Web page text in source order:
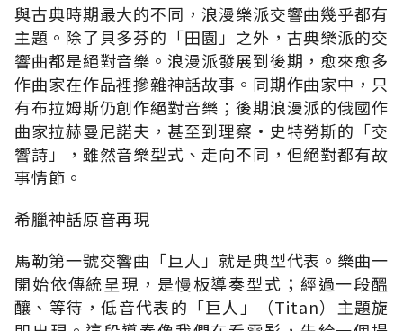
與古典時期最大的不同，浪漫樂派交響曲幾乎都有
主題。除了貝多芬的「田園」之外，古典樂派的交
響曲都是絕對音樂。浪漫派發展到後期，愈來愈多
作曲家在作品裡摻雜神話故事。同期作曲家中，只
有布拉姆斯仍創作絕對音樂；後期浪漫派的俄國作
曲家拉赫曼尼諾夫，甚至到理察‧史特勞斯的「交
響詩」，雖然音樂型式、走向不同，但絕對都有故
事情節。
希臘神話原音再現
馬勒第一號交響曲「巨人」就是典型代表。樂曲一
開始依傳統呈現，是慢板導奏型式；經過一段醞
釀、等待，低音代表的「巨人」（Titan）主題旋